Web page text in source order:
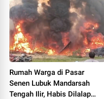
Rumah Warga di Pasar
Senen Lubuk Mandarsah
Tengah Ilir, Habis Dilalap